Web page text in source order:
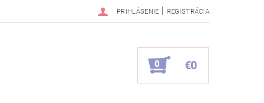
PRIHLÁSENIE | REGISTRÁCIA
0 €0